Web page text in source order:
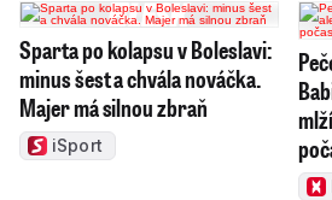
Sparta po kolapsu v Boleslavi:
minus šest a chvála nováčka.
Majer má silnou zbraň
iSport